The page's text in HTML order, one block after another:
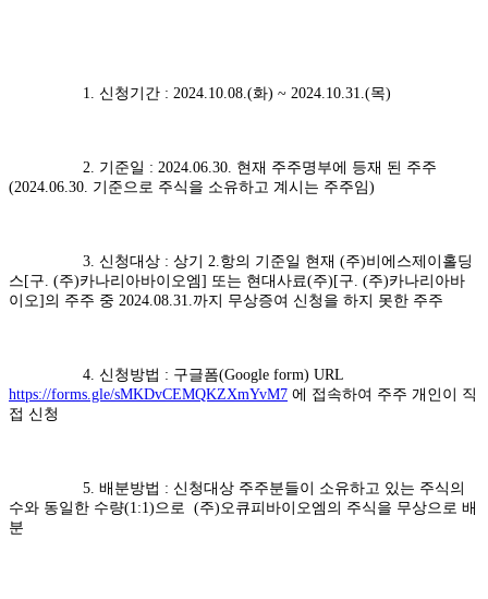
1. 신청기간 : 2024.10.08.(화) ~ 2024.10.31.(목)
2. 기준일 : 2024.06.30. 현재 주주명부에 등재 된 주주
(2024.06.30. 기준으로 주식을 소유하고 계시는 주주임)
3. 신청대상 : 상기 2.항의 기준일 현재 (주)비에스제이홀딩
스[구. (주)카나리아바이오엠] 또는 현대사료(주)[구. (주)카나리아바
이오]의 주주 중 2024.08.31.까지 무상증여 신청을 하지 못한 주주
4. 신청방법 : 구글폼(Google form) URL
https://forms.gle/sMKDvCEMQKZXmYvM7 에 접속하여 주주 개인이 직
접 신청
5. 배분방법 : 신청대상 주주분들이 소유하고 있는 주식의
수와 동일한 수량(1:1)으로 (주)오큐피바이오엠의 주식을 무상으로 배
분